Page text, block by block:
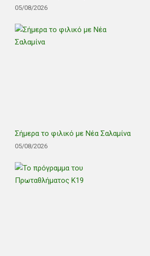
05/08/2026
Σήμερα το φιλικό με Νέα Σαλαμίνα
05/08/2026